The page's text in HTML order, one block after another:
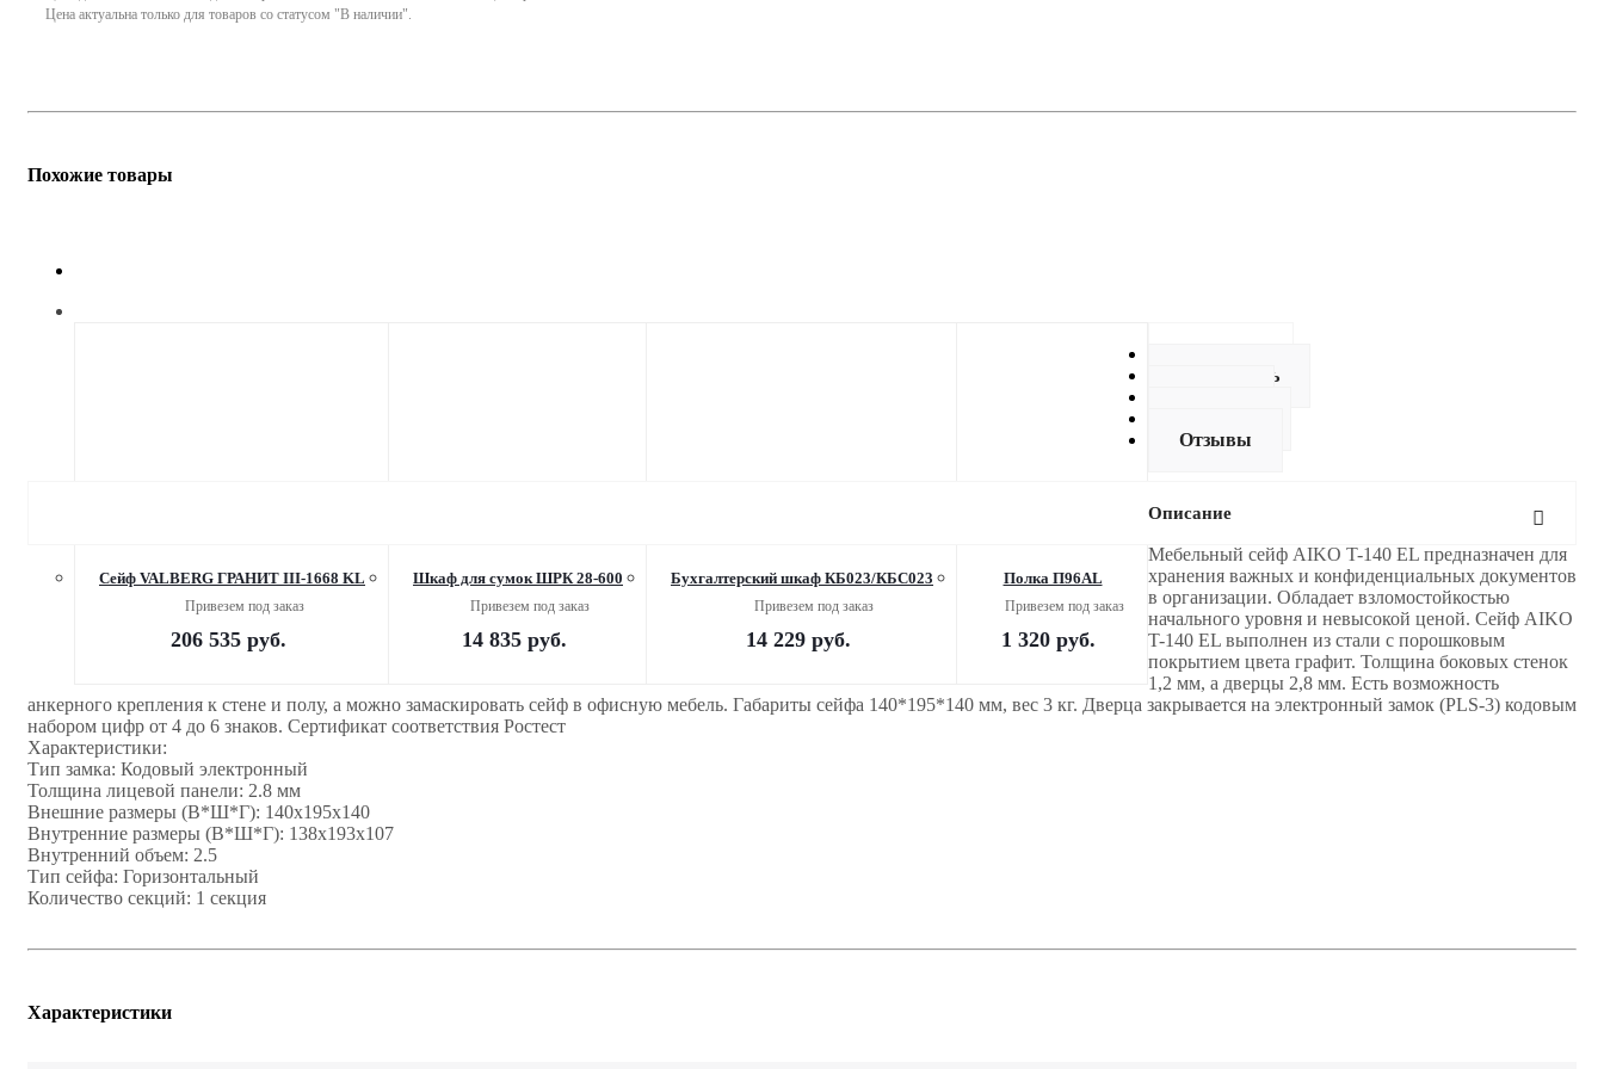
Цена актуальна только для товаров со статусом "В наличии".
Похожие товары
Сейф VALBERG ГРАНИТ III-1668 KL
Привезем под заказ
206 535руб.
Шкаф для сумок ШРК 28-600
Привезем под заказ
14 835руб.
Бухгалтерский шкаф КБ023/КБC023
Привезем под заказ
14 229руб.
Полка П96AL
Привезем под заказ
1 320 руб.
Как купить
Отзывы
Описание
Мебельный сейф AIKO T-140 ЕL предназначен для
хранения важных и конфиденциальных документов
в организации. Обладает взломостойкостью
начального уровня и невысокой ценой. Сейф AIKO
T-140 ЕL выполнен из стали с порошковым
покрытием цвета графит. Толщина боковых стенок
1,2 мм, а дверцы 2,8 мм. Есть возможность
анкерного крепления к стене и полу, а можно замаскировать сейф в офисную мебель. Габариты сейфа 140*195*140 мм, вес 3 кг. Дверца закрывается на электронный замок (PLS-3) кодовым
набором цифр от 4 до 6 знаков. Сертификат соответствия Ростест
Характеристики:
Тип замка: Кодовый электронный
Толщина лицевой панели: 2.8 мм
Внешние размеры (В*Ш*Г): 140x195x140
Внутренние размеры (В*Ш*Г): 138х193х107
Внутренний объем: 2.5
Тип сейфа: Горизонтальный
Количество секций: 1 секция
Характеристики